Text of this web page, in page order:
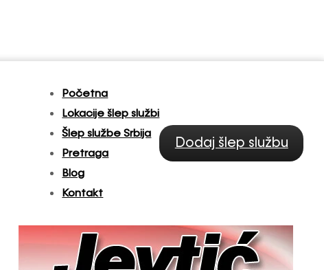
Početna
Lokacije šlep službi
Šlep službe Srbija
Pretraga
Blog
Kontakt
Dodaj šlep službu